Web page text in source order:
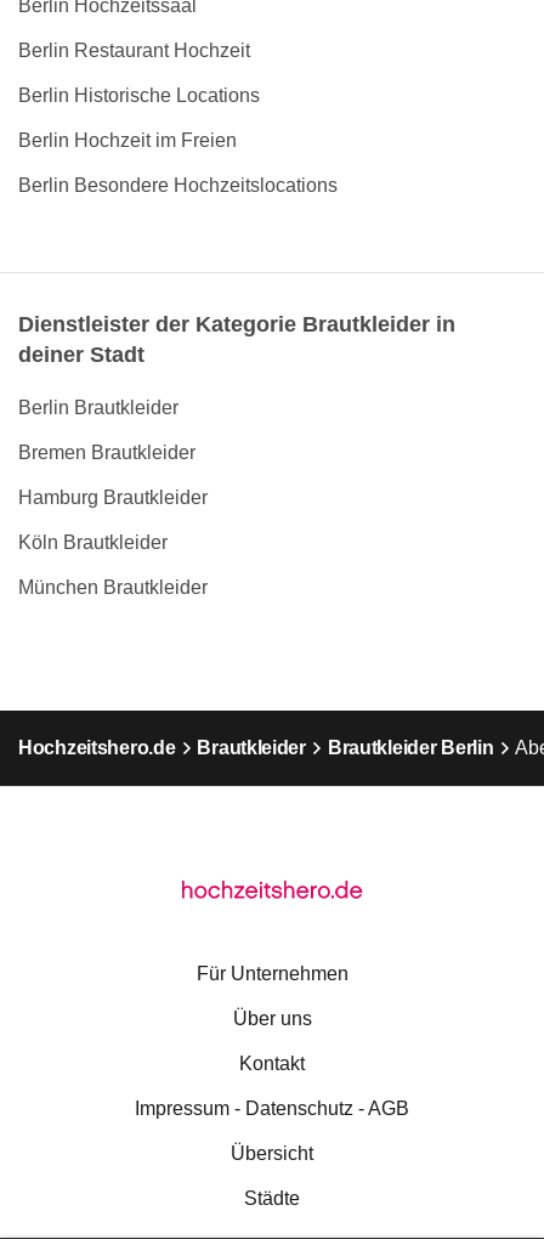
Berlin Hochzeitssaal
Berlin Restaurant Hochzeit
Berlin Historische Locations
Berlin Hochzeit im Freien
Berlin Besondere Hochzeitslocations
Dienstleister der Kategorie Brautkleider in
deiner Stadt
Berlin Brautkleider
Bremen Brautkleider
Hamburg Brautkleider
Köln Brautkleider
München Brautkleider
Hochzeitshero.de Brautkleider Brautkleider Berlin
Für Unternehmen
Über uns
Kontakt
Impressum - Datenschutz - AGB
Übersicht
Städte